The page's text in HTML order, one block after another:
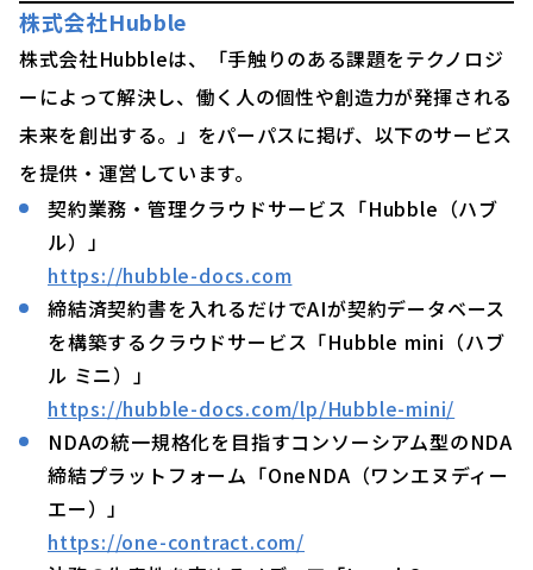
株式会社Hubble
株式会社Hubbleは、「手触りのある課題をテクノロジ
ーによって解決し、働く人の個性や創造力が発揮される
未来を創出する。」をパーパスに掲げ、以下のサービス
を提供・運営しています。
契約業務・管理クラウドサービス「Hubble（ハブ
ル）」
https://hubble-docs.com
締結済契約書を入れるだけでAIが契約データベース
を構築するクラウドサービス「Hubble mini（ハブ
ル ミニ）」
https://hubble-docs.com/lp/Hubble-mini/
NDAの統一規格化を目指すコンソーシアム型のNDA
締結プラットフォーム「OneNDA（ワンエヌディー
エー）」
https://one-contract.com/